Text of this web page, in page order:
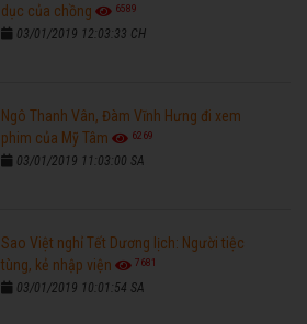
dục của chồng
6589
03/01/2019 12:03:33 CH
Ngô Thanh Vân, Đàm Vĩnh Hưng đi xem
phim của Mỹ Tâm
6269
03/01/2019 11:03:00 SA
Sao Việt nghỉ Tết Dương lịch: Người tiệc
tùng, kẻ nhập viện
7681
03/01/2019 10:01:54 SA